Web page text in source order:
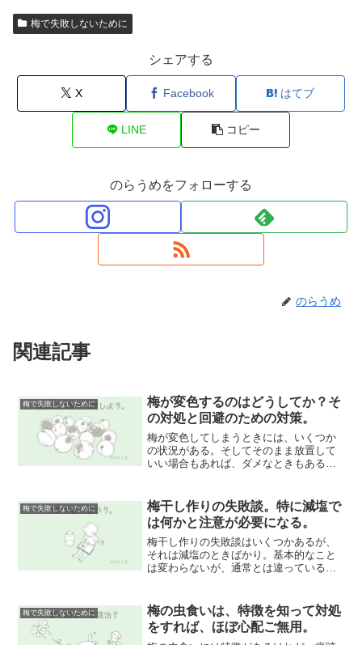
梅で失敗しないために
シェアする
X Facebook はてブ
LINE コピー
のらうめをフォローする
のらうめ
関連記事
梅で失敗しないために
梅が変色するのはどうしてか？そ
の対処と回避のための対策。
梅が変色してしまうときには、いくつか
の状況がある。そしてそのまま放置して
いい場合もあれば、ダメなときもある。
にはなっていたということが多いので、
時折様子を見てあげることが大事。
梅で失敗しないために
梅干し作りの失敗談。特に減塩で
は何かと注意が必要になる。
梅干し作りの失敗談はいくつかあるが、
それは減塩のときばかり。基本的なこと
は変わらないが、通常とは違っているこ
条件や経緯を踏まえ、原因を考えること
が出来れば今後に役立つでしょう。
梅で失敗しないために
梅の虫食いは、特徴を知って対処
をすれば、ほぼ心配ご無用。